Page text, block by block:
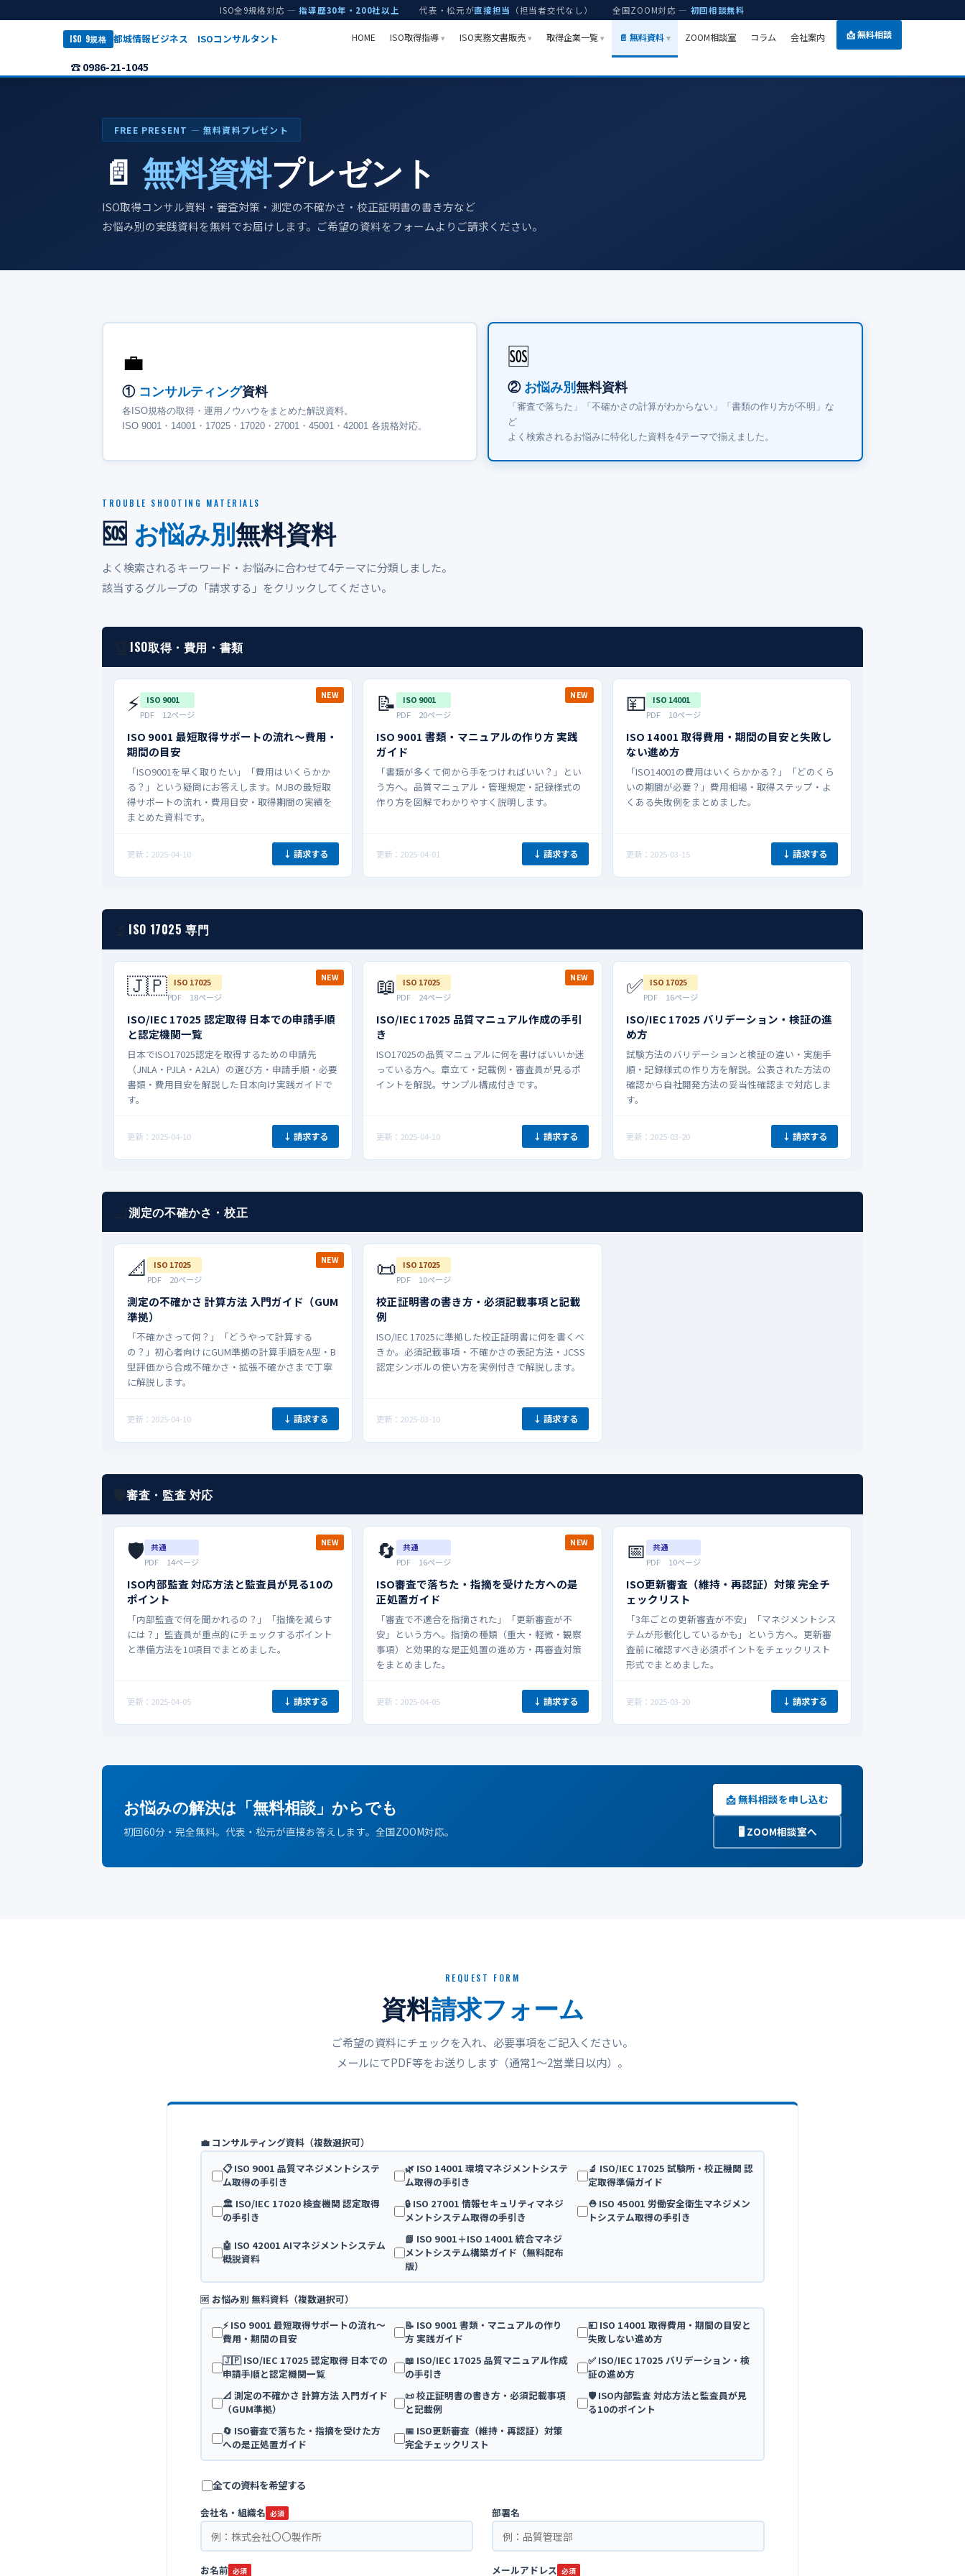
ISO全9規格対応 —指導歴30年・200社以上 代表・松元が直接担当 （担当者交代なし） 全国ZOOM対応 — 初回相談無料
ISO 9規格 都城情報ビジネス ISOコンサルタント HOME ISO取得指導 ISO実務文書販売 取得企業一覧 📄 無料資料 ZOOM相談室 コラム 会社案内 📩 無料相談
☎ 0986-21-1045
FREE PRESENT ― 無料資料プレゼント
📄 無料資料プレゼント
ISO取得コンサル資料・審査対策・測定の不確かさ・校正証明書の書き方など
お悩み別の実践資料を無料でお届けします。ご希望の資料をフォームよりご請求ください。
💼
① コンサルティング資料
各ISO規格の取得・運用ノウハウをまとめた解説資料。
ISO 9001・14001・17025・17020・27001・45001・42001 各規格対応。
🆘
②お悩み別無料資料
「審査で落ちた」「不確かさの計算がわからない」「書類の作り方が不明」な
ど
よく検索されるお悩みに特化した資料を4テーマで揃えました。
TROUBLE SHOOTING MATERIALS
🆘 お悩み別無料資料
よく検索されるキーワード・お悩みに合わせて4テーマに分類しました。
該当するグループの「請求する」をクリックしてください。
ISO取得・費用・書類
NEW
⚡ ISO 9001
PDF 12ページ
ISO 9001 最短取得サポートの流れ〜費用・
期間の目安
「ISO9001を早く取りたい」「費用はいくらかか
る？」という疑問にお答えします。MJBの最短取
得サポートの流れ・費用目安・取得期間の実績を
まとめた資料です。
更新：2025-04-10 ↓ 請求する
NEW
📝 ISO 9001
PDF 20ページ
ISO 9001 書類・マニュアルの作り方 実践
ガイド
「書類が多くて何から手をつければいい？」とい
う方へ。品質マニュアル・管理規定・記録様式の
作り方を図解でわかりやすく説明します。
更新：2025-04-01 ↓ 請求する
💴 ISO 14001
PDF 10ページ
ISO 14001 取得費用・期間の目安と失敗し
ない進め方
「ISO14001の費用はいくらかかる？」「どのくら
いの期間が必要？」費用相場・取得ステップ・よ
くある失敗例をまとめました。
更新：2025-03-15 ↓ 請求する
ISO 17025 専門
NEW
🇯🇵 ISO 17025
PDF 18ページ
ISO/IEC 17025 認定取得 日本での申請手順
と認定機関一覧
日本でISO17025認定を取得するための申請先
（JNLA・PJLA・A2LA）の選び方・申請手順・必要
書類・費用目安を解説した日本向け実践ガイドで
す。
更新：2025-04-10 ↓ 請求する
NEW
📖 ISO 17025
PDF 24ページ
ISO/IEC 17025 品質マニュアル作成の手引
き
ISO17025の品質マニュアルに何を書けばいいか迷
っている方へ。章立て・記載例・審査員が見るポ
イントを解説。サンプル構成付きです。
更新：2025-04-10 ↓ 請求する
✅ ISO 17025
PDF 16ページ
ISO/IEC 17025 バリデーション・検証の進
め方
試験方法のバリデーションと検証の違い・実施手
順・記録様式の作り方を解説。公表された方法の
確認から自社開発方法の妥当性確認まで対応しま
す。
更新：2025-03-20 ↓ 請求する
測定の不確かさ・校正
NEW
📐 ISO 17025
PDF 20ページ
測定の不確かさ 計算方法 入門ガイド（GUM
準拠）
「不確かさって何？」「どうやって計算する
の？」初心者向けにGUM準拠の計算手順をA型・B
型評価から合成不確かさ・拡張不確かさまで丁寧
に解説します。
更新：2025-04-10 ↓ 請求する
📜 ISO 17025
PDF 10ページ
校正証明書の書き方・必須記載事項と記載
例
ISO/IEC 17025に準拠した校正証明書に何を書くべ
きか。必須記載事項・不確かさの表記方法・JCSS
認定シンボルの使い方を実例付きで解説します。
更新：2025-03-10 ↓ 請求する
審査・監査 対応
NEW
🛡️ 共通
PDF 14ページ
ISO内部監査 対応方法と監査員が見る10の
ポイント
「内部監査で何を聞かれるの？」「指摘を減らす
には？」監査員が重点的にチェックするポイント
と準備方法を10項目でまとめました。
更新：2025-04-05 ↓ 請求する
NEW
🔄 共通
PDF 16ページ
ISO審査で落ちた・指摘を受けた方への是
正処置ガイド
「審査で不適合を指摘された」「更新審査が不
安」という方へ。指摘の種類（重大・軽微・観察
事項）と効果的な是正処置の進め方・再審査対策
をまとめました。
更新：2025-04-05 ↓ 請求する
📅 共通
PDF 10ページ
ISO更新審査（維持・再認証）対策 完全チ
ェックリスト
「3年ごとの更新審査が不安」「マネジメントシス
テムが形骸化しているかも」という方へ。更新審
査前に確認すべき必須ポイントをチェックリスト
形式でまとめました。
更新：2025-03-20 ↓ 請求する
お悩みの解決は「無料相談」からでも
初回60分・完全無料。代表・松元が直接お答えします。全国ZOOM対応。
📩 無料相談を申し込む
🖥️ ZOOM相談室へ
REQUEST FORM
資料請求フォーム
ご希望の資料にチェックを入れ、必要事項をご記入ください。
メールにてPDF等をお送りします（通常1〜2営業日以内）。
💼 コンサルティング資料（複数選択可）
📋 ISO 9001 品質マネジメントシステ
ム取得の手引き
🌿 ISO 14001 環境マネジメントシステ
ム取得の手引き
🔬 ISO/IEC 17025 試験所・校正機関 認
定取得準備ガイド
🏛️ ISO/IEC 17020 検査機関 認定取得
の手引き
🔒 ISO 27001 情報セキュリティマネジ
メントシステム取得の手引き
⛑️ ISO 45001 労働安全衛生マネジメン
トシステム取得の手引き
🤖 ISO 42001 AIマネジメントシステム
概説資料
📗 ISO 9001＋ISO 14001 統合マネジ
メントシステム構築ガイド（無料配布
版）
🆘 お悩み別 無料資料（複数選択可）
⚡ ISO 9001 最短取得サポートの流れ〜
費用・期間の目安
📝 ISO 9001 書類・マニュアルの作り
方 実践ガイド
💴 ISO 14001 取得費用・期間の目安と
失敗しない進め方
🇯🇵 ISO/IEC 17025 認定取得 日本での
申請手順と認定機関一覧
📖 ISO/IEC 17025 品質マニュアル作成
の手引き
✅ ISO/IEC 17025 バリデーション・検
証の進め方
📐 測定の不確かさ 計算方法 入門ガイド
（GUM準拠）
📜 校正証明書の書き方・必須記載事項
と記載例
🛡️ ISO内部監査 対応方法と監査員が見
る10のポイント
🔄 ISO審査で落ちた・指摘を受けた方
への是正処置ガイド
📅 ISO更新審査（維持・再認証）対策
完全チェックリスト
全ての資料を希望する
会社名・組織名 必須 部署名
お名前 必須 メールアドレス 必須